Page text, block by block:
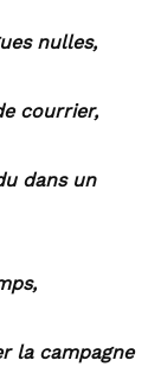
nulles,
courrier,
dans un
la campagne